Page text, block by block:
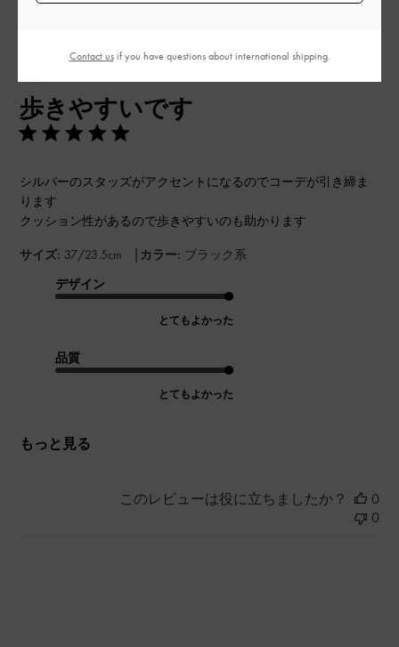
ご利用者様
歩きやすいです
シルバーのスタッズがアクセントになるのでコーデが引き締ま
ります
クッション性があるので歩きやすいのも助かります
サイズ: 37/23.5cm | カラー: ブラック系
デザイン
とてもよかった
品質
とてもよかった
もっと見る
開
2024-11-02
このレビューは役に立ちましたか？
0
0
Contact usif you have questions about international shipping.